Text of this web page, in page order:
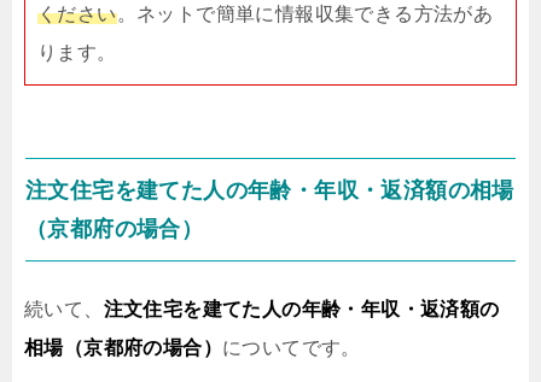
ください。ネットで簡単に情報収集できる方法があ
ります。
注文住宅を建てた人の年齢・年収・返済額の相場
（京都府の場合）
続いて、 注文住宅を建てた人の年齢・年収・返済額の
相場（京都府の場合） についてです。